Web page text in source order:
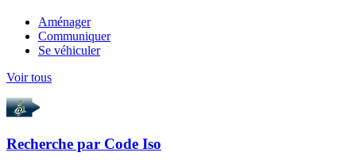
Aménager
Communiquer
Se véhiculer
Voir tous
Recherche par Code Iso